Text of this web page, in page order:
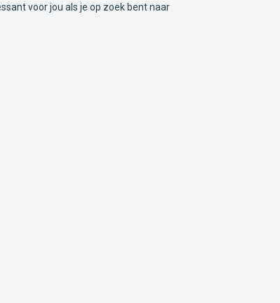
voor jou als je op zoek bent naar